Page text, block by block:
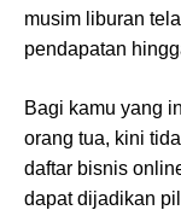
musim liburan
pendapatan
Bagi kamu yang
orang tua, kini
daftar bisnis
dapat dijadikan